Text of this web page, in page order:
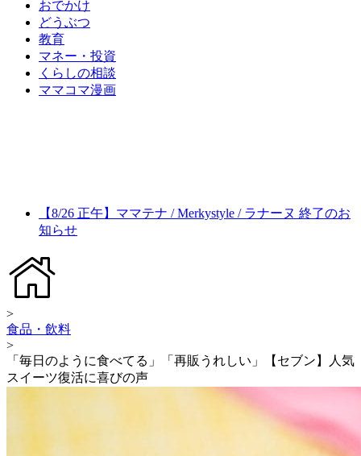
おでかけ
どうぶつ
教育
マネー・投資
くらしの相談
ママコマ漫画
【8/26 正午】ママテナ / Merkystyle / ラナーヌ 終了のお
知らせ
>
食品・飲料
>
「毎日のように食べてる」「再販うれしい」【セブン】人気
スイーツ復活に喜びの声